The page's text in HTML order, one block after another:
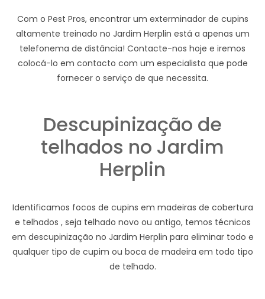
Com o Pest Pros, encontrar um exterminador de cupins
altamente treinado no Jardim Herplin está a apenas um
telefonema de distância! Contacte-nos hoje e iremos
colocá-lo em contacto com um especialista que pode
fornecer o serviço de que necessita.
Descupinização de
telhados no Jardim
Herplin
Identificamos focos de cupins em madeiras de cobertura
e telhados , seja telhado novo ou antigo, temos técnicos
em descupinização no Jardim Herplin para eliminar todo e
qualquer tipo de cupim ou boca de madeira em todo tipo
de telhado.